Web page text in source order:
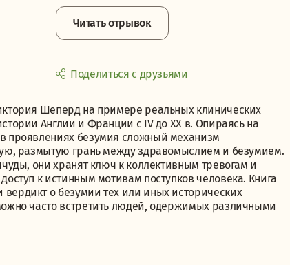
Читать отрывок
Поделиться с друзьями
Шеперд на примере реальных клинических
Англии и Франции с IV до XX в. Опираясь на
проявлениях безумия сложный механизм
размытую грань между здравомыслием и безумием.
они хранят ключ к коллективным тревогам и
к истинным мотивам поступков человека. Книга
о безумии тех или иных исторических
часто встретить людей, одержимых различными